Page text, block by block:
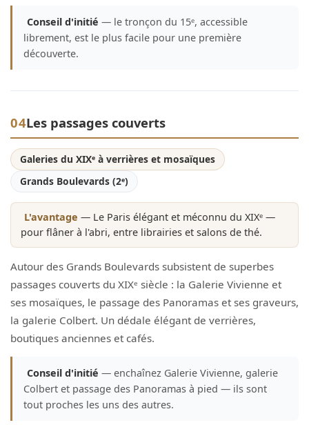
Conseil d'initié — le tronçon du 15ᵉ, accessible
librement, est le plus facile pour une première
découverte.
04Les passages couverts
Galeries du XIXᵉ à verrières et mosaïques
Grands Boulevards (2ᵉ)
L'avantage — Le Paris élégant et méconnu du XIXᵉ —
pour flâner à l'abri, entre librairies et salons de thé.
Autour des Grands Boulevards subsistent de superbes
passages couverts du XIXᵉ siècle : la Galerie Vivienne et
ses mosaïques, le passage des Panoramas et ses graveurs,
la galerie Colbert. Un dédale élégant de verrières,
boutiques anciennes et cafés.
Conseil d'initié — enchaînez Galerie Vivienne, galerie
Colbert et passage des Panoramas à pied — ils sont
tout proches les uns des autres.